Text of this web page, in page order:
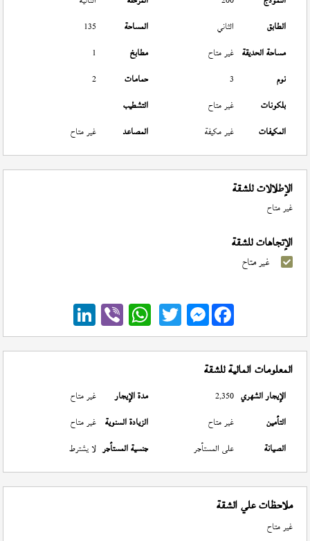
الطابق
الثاني المساحة
135
مساحة الحديقة غير متاح مطابخ
1
نوم
3 حمامات
2
بلكونات
غير متاح
التشطيب
المكيفات
غير مكيفة المصاعد غير متاح
الإطلالات للشقة
غير متاح
الإتجاهات للشقة
غير متاح
Messenger
المعلومات المالية للشقة
الإيجار الشهري 2,350 مدة الإيجار
غير متاح
التأمين
غير متاح الزيادة السنوية غير متاح
الصيانة
على المستأجر جنسية المستأجر لا يشترط
ملاحظات علي الشقة
غير متاح